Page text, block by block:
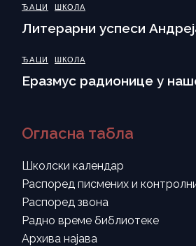
ЂАЦИ ШКОЛА
Литерарни успеси
ЂАЦИ ШКОЛА
Еразмус радионице у
Огласна табла
Школски календар
Распоред писмених и
Распоред звона
Радно време библиотеке
Архива најава